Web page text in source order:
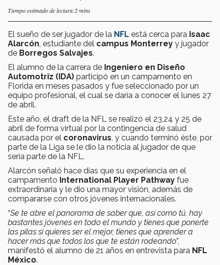
Tiempo estimado de lectura:2 mins
El sueño de ser jugador de la NFL está cerca para Isaac
Alarcón , estudiante del campus Monterrey y jugador
de Borregos Salvajes.
El alumno de la carrera de Ingeniero en Diseño
Automotriz (IDA) participó en un campamento en
Florida en meses pasados y fue seleccionado por un
equipo profesional, el cual se daría a conocer el lunes 27
de abril.
Este año, el draft de la NFL se realizó el 23,24 y 25 de
abril de forma virtual por la contingencia de salud
causada por el coronavirus , y cuando terminó éste, por
parte de la Liga se le dio la noticia al jugador de que
sería parte de la NFL.
Alarcón señaló hace días que su experiencia en el
campamento International Player Pathway fue
extraordinaria y le dio una mayor visión, además de
compararse con otros jóvenes internacionales.
“Se te abre el panorama de saber que, así como tú, hay
bastantes jóvenes en todo el mundo y tienes que ponerte
las pilas si quieres ser el mejor, tienes que aprender a
hacer más que todos los que te están rodeando”,
manifestó el alumno de 21 años en entrevista para NFL
México.